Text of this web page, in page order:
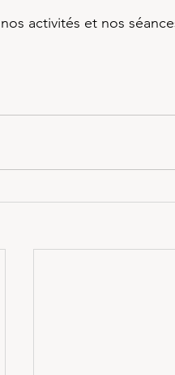
activités et nos